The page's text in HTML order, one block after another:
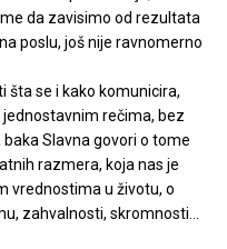
da zavisimo od rezultata
poslu, još nije ravnomerno
šta se i kako komunicira,
rečima, bez
Slavna govori o tome
razmera, koja nas je
vrednostima u životu, o
zahvalnosti, skromnosti…